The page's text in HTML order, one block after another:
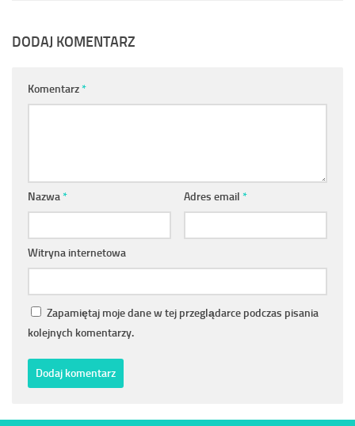
DODAJ KOMENTARZ
Komentarz*
Nazwa* Adres email *
Witryna internetowa
Zapamiętaj moje dane w tej przeglądarce podczas pisania
kolejnych komentarzy.